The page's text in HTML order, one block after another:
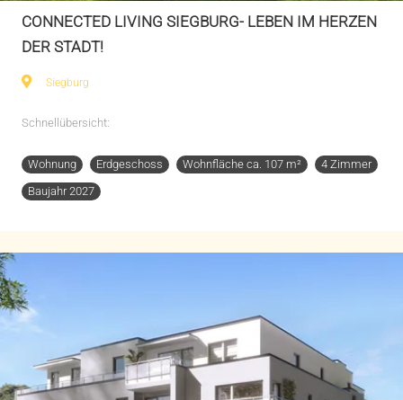
CONNECTED LIVING SIEGBURG- LEBEN IM HERZEN
DER STADT!
Siegburg
Schnellübersicht:
Wohnung Erdgeschoss Wohnfläche ca. 107 m²
4 Zimmer
Baujahr 2027